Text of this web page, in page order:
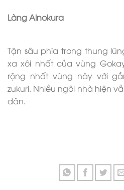
Làng Ainokura
Tận sâu phía trong thung
xa xôi nhất của vùng
rộng nhất vùng này với
zukuri. Nhiều ngôi nhà hiện
dân.